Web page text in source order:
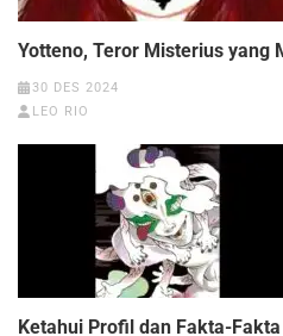
Yotteno, Teror Misterius yang
30 DES 2024
LEO RIO
Ketahui Profil dan Fakta-